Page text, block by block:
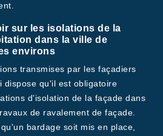
sur les isolations de la
dans la ville de
environs
transmises par les façadiers
dispose qu'il est obligatoire
d'isolation de la façade dans
de ravalement de façade.
bardage soit mis en place,